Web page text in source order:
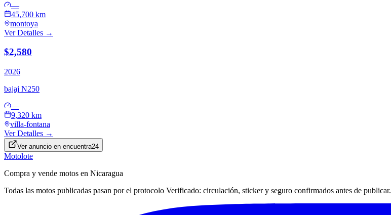
—
45,700 km
montoya
Ver Detalles →
$2,580
2026
bajaj N250
—
9,320 km
villa-fontana
Ver Detalles →
Ver anuncio en encuentra24
Motolote
Compra y vende motos en Nicaragua
Todas las motos publicadas pasan por el protocolo Verificado: circulación, sticker y seguro confirmados antes de publicar.